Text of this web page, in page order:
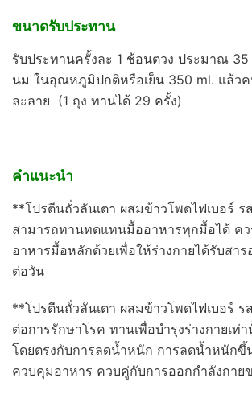
ขนาดรับประทาน
รับประทานครั้งละ 1 ช้อนตวง ประมาณ
นม ในอุณหภูมิปกติหรือเย็น 350 ml. แล้ว
ละลาย (1 ถุง ทานได้ 29 ครั้ง)
คำแนะนำ
**โปรตีนถั่วลันเตา ผสมข้าวโพดไฟเบอร์ ร
สามารถทานทดแทนมื้ออาหารทุกมื้อได้ ค
อาหารมื้อหลักด้วยเพื่อให้ร่างกายได้รับสาร
ต่อวัน
**โปรตีนถั่วลันเตา ผสมข้าวโพดไฟเบอร์
ต่อการรักษาโรค ทานเพื่อบำรุงร่างกายเท่
โดยตรงกับการลดน้ำหนัก การลดน้ำหนักขึ้
ควบคุมอาหาร ควบคู่กับการออกกำลังกาย